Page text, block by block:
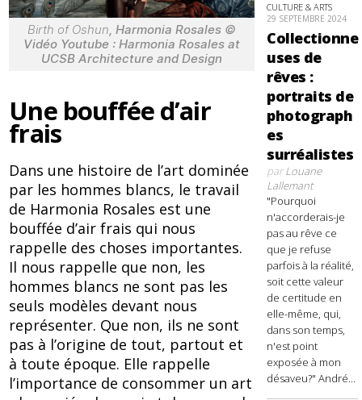
Birth of Oshun, Harmonia Rosales ©
Vidéo Youtube : Harmonia Rosales at
UCSB Architecture and Design
Une bouffée d’air
frais
Dans une histoire de l’art dominée
par les hommes blancs, le travail
de Harmonia Rosales est une
bouffée d’air frais qui nous
rappelle des choses importantes.
Il nous rappelle que non, les
hommes blancs ne sont pas les
seuls modèles devant nous
représenter. Que non, ils ne sont
pas à l’origine de tout, partout et
à toute époque. Elle rappelle
l’importance de consommer un art
CULTURE & ARTS
29 SEPTEMBRE 2024
Collectionne
uses de
rêves :
portraits de
photograph
es
surréalistes
parLouane
Lallemant
"Pourquoi
n'accorderais-je
pas au rêve ce
que je refuse
parfois à la réalité,
soit cette valeur
de certitude en
elle-même, qui,
dans son temps,
n'est point
exposée à mon
désaveu?" André...